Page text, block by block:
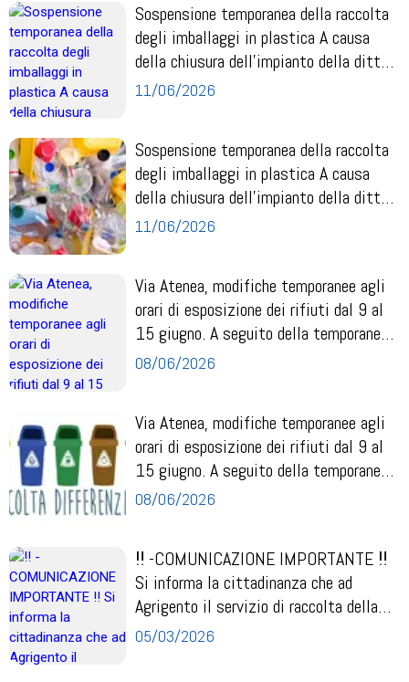
Sospensione temporanea della raccolta
degli imballaggi in plastica A causa
della chiusura dell'impianto della ditta
TRAI...
11/06/2026
Sospensione temporanea della raccolta
degli imballaggi in plastica A causa
della chiusura dell'impianto della ditta
TRAI...
11/06/2026
Via Atenea, modifiche temporanee agli
orari di esposizione dei rifiuti dal 9 al
15 giugno. A seguito della temporanea
ch...
08/06/2026
Via Atenea, modifiche temporanee agli
orari di esposizione dei rifiuti dal 9 al
15 giugno. A seguito della temporanea
ch...
08/06/2026
‼️ -COMUNICAZIONE IMPORTANTE ‼️
Si informa la cittadinanza che ad
Agrigento il servizio di raccolta della
plastica e del...
05/03/2026